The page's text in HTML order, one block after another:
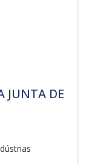
JUNTA DE